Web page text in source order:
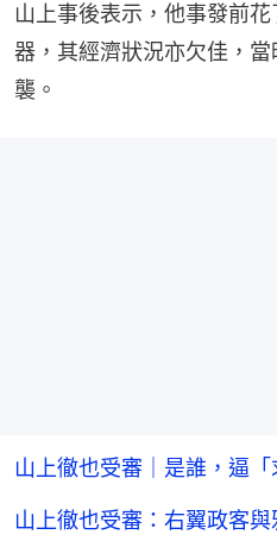
山上事後表示，他事發前
器，其經濟狀況亦欠佳，
襲。
山上徹也受審｜是誰，逼
山上徹也受審：右翼政客